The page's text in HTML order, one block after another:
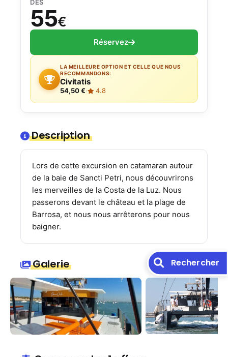
DÈS
55€
Réservez
LA MEILLEURE OPTION ET CELLE QUE NOUS
RECOMMANDONS:
Civitatis
54,50 €· 4.8
Description
Lors de cette excursion en catamaran autour
de la baie de Sancti Petri, nous découvrirons
les merveilles de la Costa de la Luz. Nous
passerons devant le château et la plage de
Barrosa, et nous nous arrêterons pour nous
baigner.
Galerie Rechercher